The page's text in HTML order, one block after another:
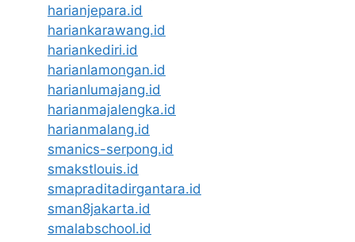
harianjepara.id
hariankarawang.id
hariankediri.id
harianlamongan.id
harianlumajang.id
harianmajalengka.id
harianmalang.id
smanics-serpong.id
smakstlouis.id
smapraditadirgantara.id
sman8jakarta.id
smalabschool.id